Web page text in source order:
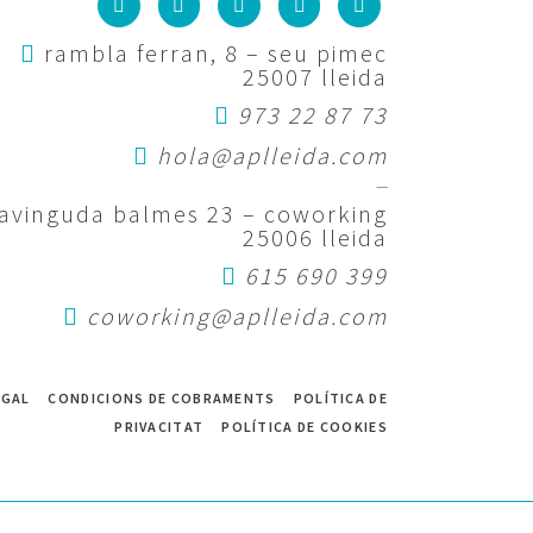
rambla ferran, 8 – seu pimec
25007 lleida
973 22 87 73
hola@aplleida.com
—
balmes 23 – coworking
25006 lleida
615 690 399
coworking@aplleida.com
CONDICIONS DE COBRAMENTS
POLÍTICA DE
PRIVACITAT
POLÍTICA DE COOKIES